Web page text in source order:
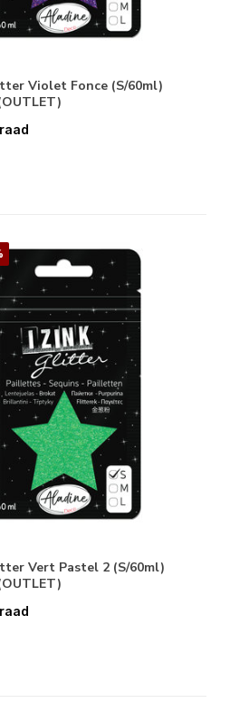
Violet Fonce (S/60ml)
Vert Pastel 2 (S/60ml)